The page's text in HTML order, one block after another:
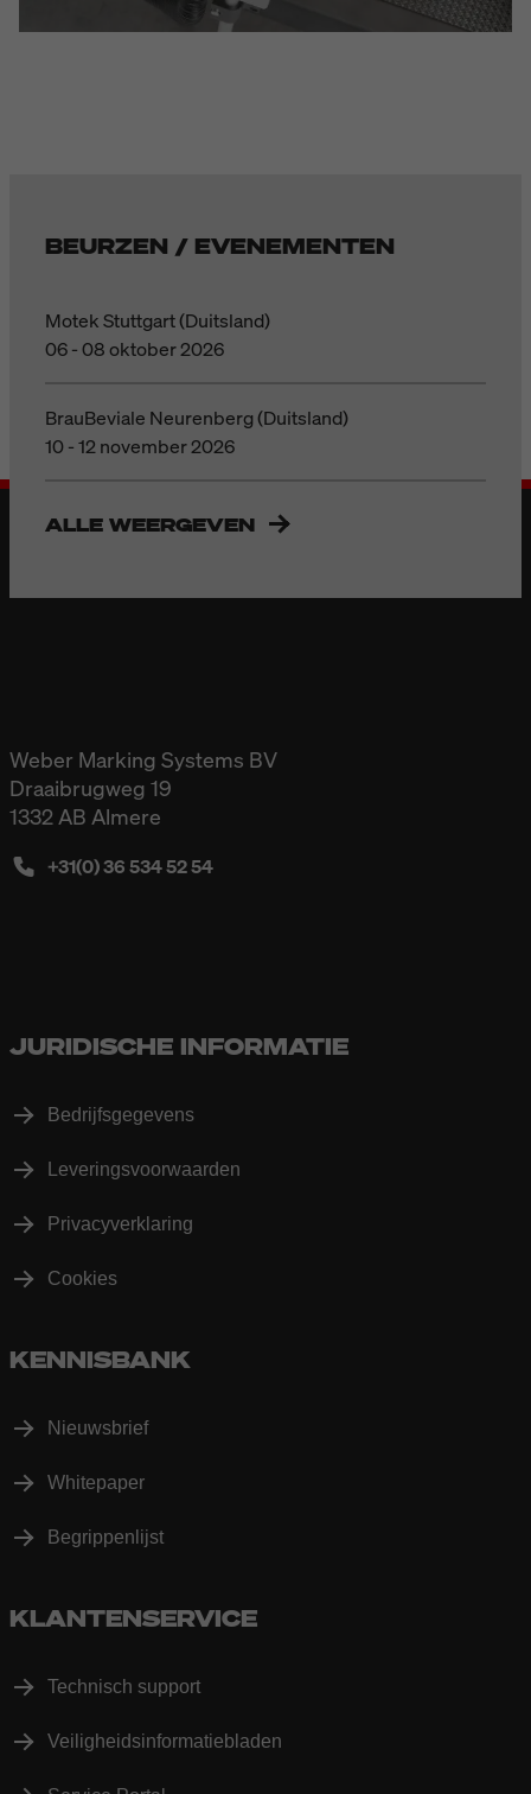
BEURZEN / EVENEMENTEN
Motek Stuttgart (Duitsland)
06 - 08 oktober 2026
BrauBeviale Neurenberg (Duitsland)
10 - 12 november 2026
ALLE WEERGEVEN
Weber Marking Systems BV
Draaibrugweg 19
1332 AB Almere
+31(0) 36 534 52 54
JURIDISCHE INFORMATIE
Bedrijfsgegevens
Leveringsvoorwaarden
Privacyverklaring
Cookies
KENNISBANK
Nieuwsbrief
Whitepaper
Begrippenlijst
KLANTENSERVICE
Technisch support
Veiligheidsinformatiebladen